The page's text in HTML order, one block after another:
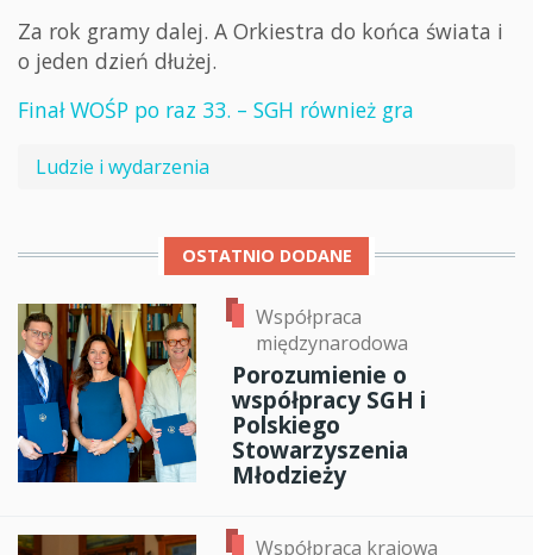
Za rok gramy dalej. A Orkiestra do końca świata i
o jeden dzień dłużej.
Finał WOŚP po raz 33. – SGH również gra
Ludzie i wydarzenia
OSTATNIO DODANE
Współpraca
międzynarodowa
Porozumienie o
współpracy SGH i
Polskiego
Stowarzyszenia
Młodzieży
Współpraca krajowa